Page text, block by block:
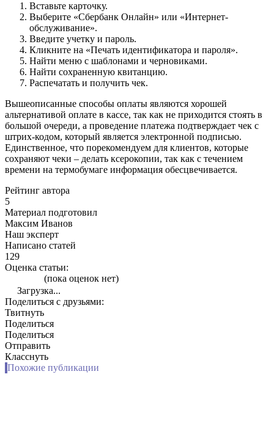
Вставьте карточку.
Выберите «Сбербанк Онлайн» или «Интернет-
обслуживание».
Введите учетку и пароль.
Кликните на «Печать идентификатора и пароля».
Найти меню с шаблонами и черновиками.
Найти сохраненную квитанцию.
Распечатать и получить чек.
Вышеописанные способы оплаты являются хорошей
альтернативой оплате в кассе, так как не приходится стоять в
большой очереди, а проведение платежа подтверждает чек с
штрих-кодом, который является электронной подписью.
Единственное, что порекомендуем для клиентов, которые
сохраняют чеки – делать ксерокопии, так как с течением
времени на термобумаге информация обесцвечивается.
Рейтинг автора
5
Материал подготовил
Максим Иванов
Наш эксперт
Написано статей
129
Оценка статьи:
(пока оценок нет)
Загрузка...
Поделиться с друзьями:
Твитнуть
Поделиться
Поделиться
Отправить
Класснуть
Похожие публикации